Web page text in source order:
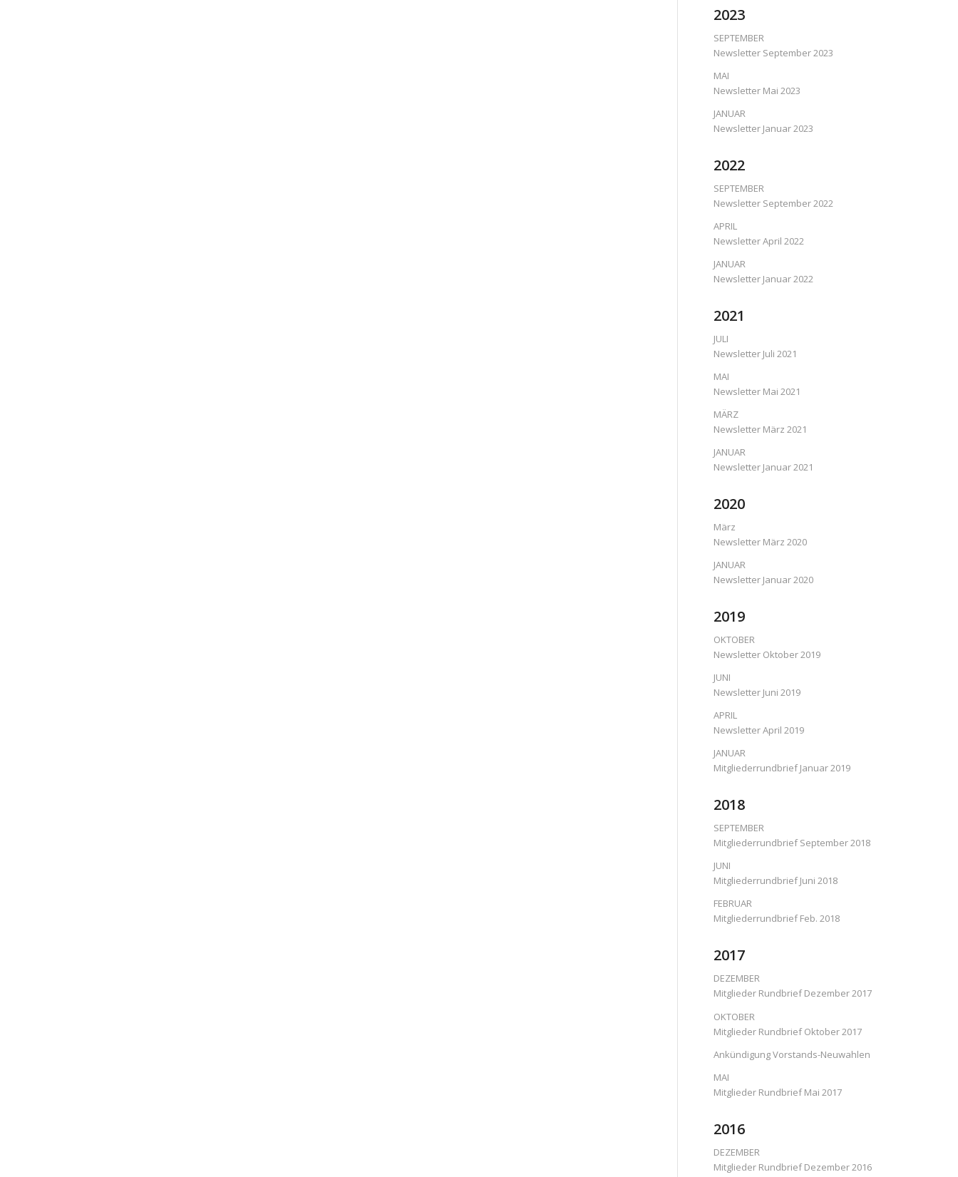
2023
SEPTEMBER
Newsletter September 2023
MAI
Newsletter Mai 2023
JANUAR
Newsletter Januar 2023
2022
SEPTEMBER
Newsletter September 2022
APRIL
Newsletter April 2022
JANUAR
Newsletter Januar 2022
2021
JULI
Newsletter Juli 2021
MAI
Newsletter Mai 2021
MÄRZ
Newsletter März 2021
JANUAR
Newsletter Januar 2021
2020
März
Newsletter März 2020
JANUAR
Newsletter Januar 2020
2019
OKTOBER
Newsletter Oktober 2019
JUNI
Newsletter Juni 2019
APRIL
Newsletter April 2019
JANUAR
Mitgliederrundbrief Januar 2019
2018
SEPTEMBER
Mitgliederrundbrief September 2018
JUNI
Mitgliederrundbrief Juni 2018
FEBRUAR
Mitgliederrundbrief Feb. 2018
2017
DEZEMBER
Mitglieder Rundbrief Dezember 2017
OKTOBER
Mitglieder Rundbrief Oktober 2017
Ankündigung Vorstands-Neuwahlen
MAI
Mitglieder Rundbrief Mai 2017
2016
DEZEMBER
Mitglieder Rundbrief Dezember 2016